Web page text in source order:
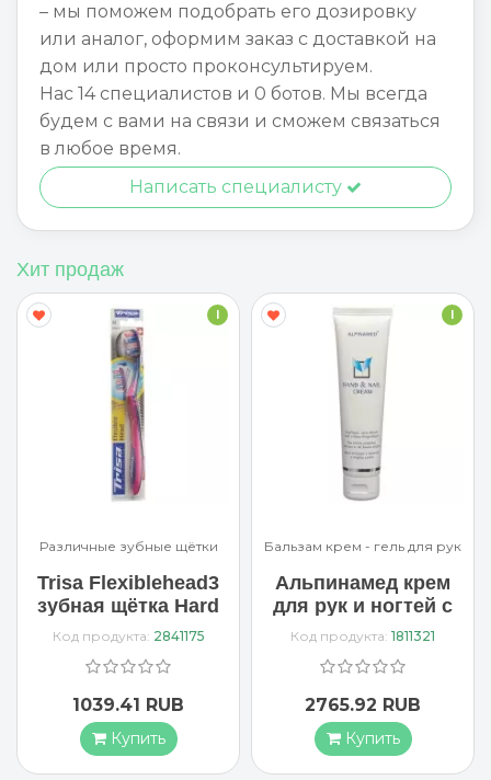
– мы поможем подобрать его дозировку
или аналог, оформим заказ с доставкой на
дом или просто проконсультируем.
Нас 14 специалистов и 0 ботов. Мы всегда
будем с вами на связи и сможем связаться
в любое время.
Написать специалисту
Хит продаж
Различные зубные щётки
Trisa Flexiblehead3
зубная щётка Hard
Код продукта: 2841175
1039.41 RUB
Купить
Бальзам крем - гель для рук
Альпинамед крем
для рук и ногтей с
маслом Примулы
Код продукта: 1811321
2765.92 RUB
Купить